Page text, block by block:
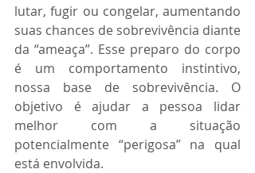
lutar, fugir ou congelar, aumentando
suas chances de sobrevivência diante
da “ameaça”. Esse preparo do corpo
é um comportamento instintivo,
nossa base de sobrevivência. O
objetivo é ajudar a pessoa lidar
melhor com a situação
potencialmente “perigosa” na qual
está envolvida.